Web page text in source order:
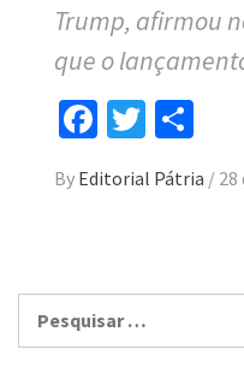
Trump, afirmou
que o
Facebook
Twitter
By Editorial Pátria / 28